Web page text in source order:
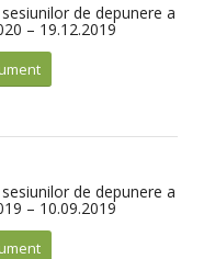
de depunere a
– 19.12.2019
de depunere a
– 10.09.2019